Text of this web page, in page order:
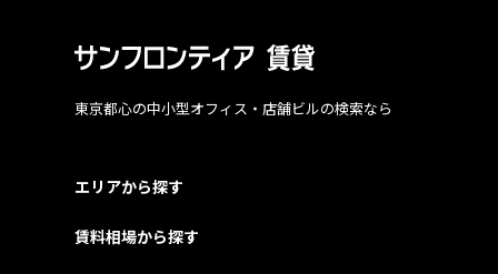
東京都心の中小型オフィス・店舗ビルの検索なら
エリアから探す
賃料相場から探す